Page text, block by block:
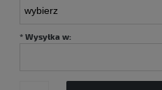
* Wysyłka w: